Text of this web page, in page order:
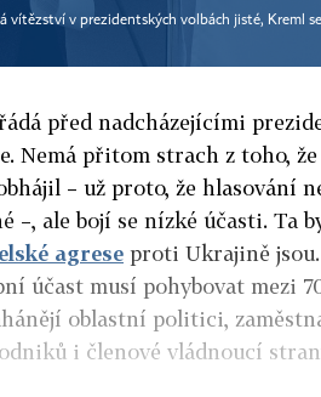
vítězství v prezidentských volbách jisté, Kreml
před nadcházejícími
Nemá přitom strach z toho,
– už proto, že hlasování
–, ale bojí se nízké účasti. Ta
agrese proti Ukrajině
účast musí pohybovat mezi
oblastní politici,
i členové vládnoucí